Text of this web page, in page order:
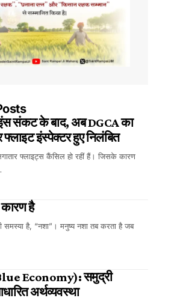
संकट के बाद, अब DGCA का
इंस्पेक्टर हुए निलंबित
फ्लाइट्स कैंसिल हो रहीं हैं। जिसके कारण
है
समस्या है, “नशा”। मनुष्य नशा तब करता है जब
Economy): समुद्री
अर्थव्यवस्था